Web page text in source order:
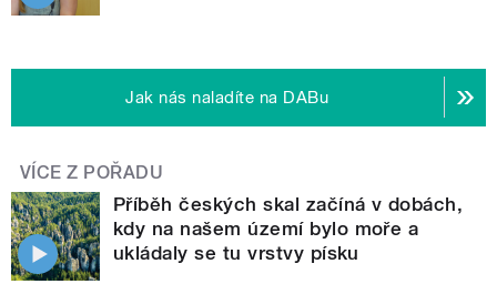
Jak nás naladíte na DABu
VÍCE Z POŘADU
Příběh českých skal začíná v dobách,
kdy na našem území bylo moře a
ukládaly se tu vrstvy písku